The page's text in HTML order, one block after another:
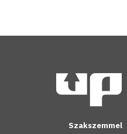
Szakszemmel